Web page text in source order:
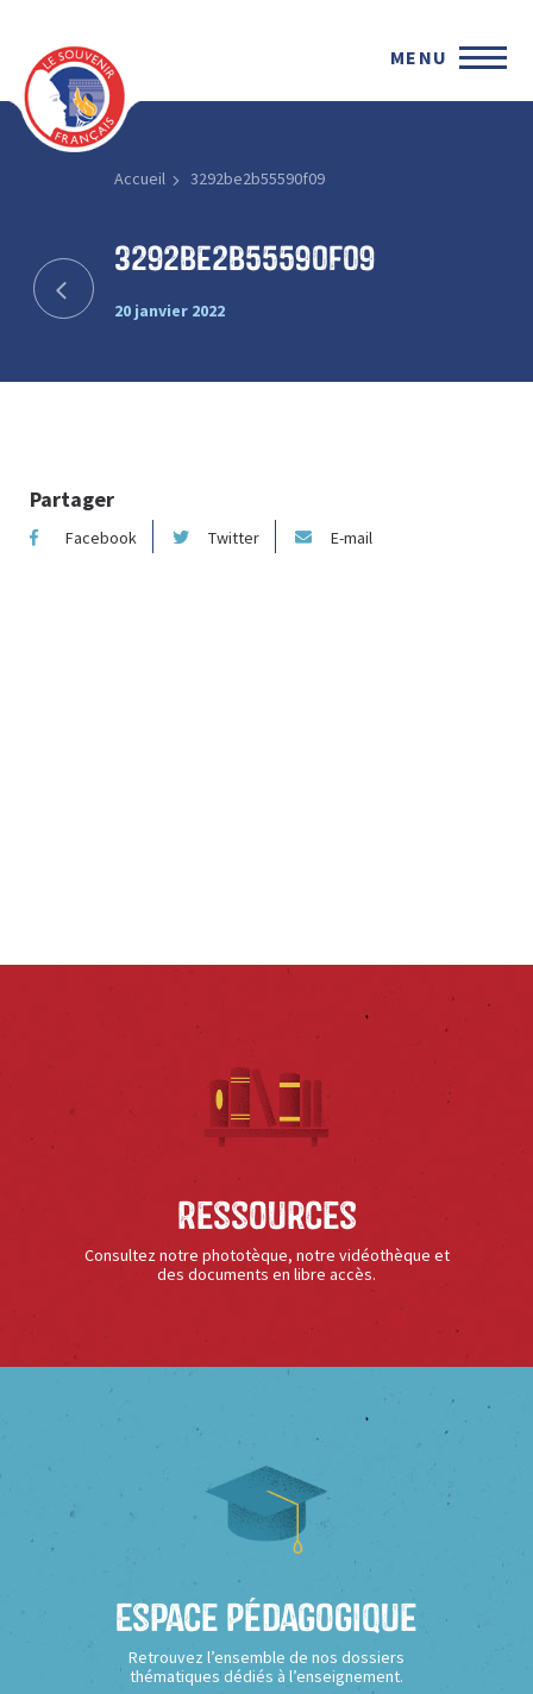
MENU
Accueil 3292be2b55590f09
3292be2b55590f09
20 janvier 2022
Partager
Facebook Twitter E-mail
Ressources
Consultez notre phototèque, notre vidéothèque et
des documents en libre accès.
Espace Pédagogique
Retrouvez l’ensemble de nos dossiers
thématiques dédiés à l’enseignement.